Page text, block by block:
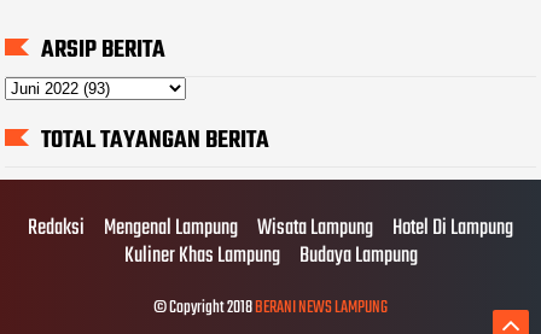
ARSIP BERITA
TOTAL TAYANGAN BERITA
Redaksi Mengenal Lampung Wisata Lampung Hotel Di Lampung
Kuliner Khas Lampung Budaya Lampung
© Copyright 2018BERANI NEWS LAMPUNG